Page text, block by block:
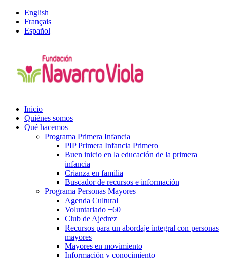
English
Français
Español
Inicio
Quiénes somos
Qué hacemos
Programa Primera Infancia
PIP Primera Infancia Primero
Buen inicio en la educación de la primera
infancia
Crianza en familia
Buscador de recursos e información
Programa Personas Mayores
Agenda Cultural
Voluntariado +60
Club de Ajedrez
Recursos para un abordaje integral con personas
mayores
Mayores en movimiento
Información y conocimiento